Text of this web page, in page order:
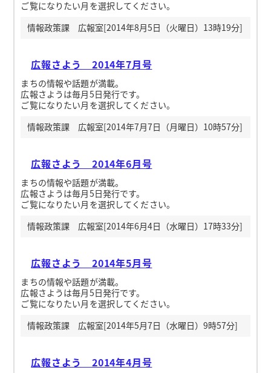
ご覧になりたい月を選択してください。
情報政策課 広報室[2014年8月5日（火曜日）13時19分]
広報さよう 2014年7月号
まちの情報や話題が満載。
広報さようは毎月5日発行です。
ご覧になりたい月を選択してください。
情報政策課 広報室[2014年7月7日（月曜日）10時57分]
広報さよう 2014年6月号
まちの情報や話題が満載。
広報さようは毎月5日発行です。
ご覧になりたい月を選択してください。
情報政策課 広報室[2014年6月4日（水曜日）17時33分]
広報さよう 2014年5月号
まちの情報や話題が満載。
広報さようは毎月5日発行です。
ご覧になりたい月を選択してください。
情報政策課 広報室[2014年5月7日（水曜日）9時57分]
広報さよう 2014年4月号